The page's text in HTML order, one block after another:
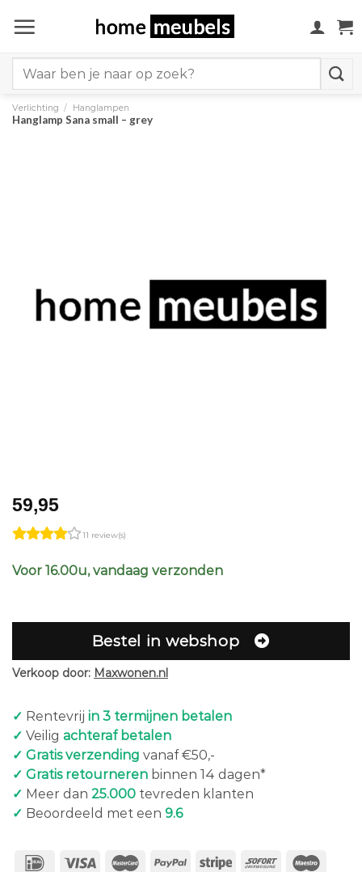
naar
for:
Verlichting / Hanglampen
Hanglamp Sana small – grey
59,95
11 review(s)
Voor 16.00u, vandaag verzonden
Bestel in webshop
Verkoop door: Maxwonen.nl
✓ Rentevrij in 3 termijnen betalen
✓ Veilig achteraf betalen
✓ Gratis verzending vanaf €50,-
✓ Gratis retourneren binnen 14 dagen*
✓ Meer dan 25.000 tevreden klanten
✓ Beoordeeld met een 9.6